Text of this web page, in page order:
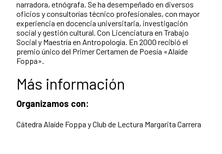
narradora, etnógrafa. Se ha desempeñado en diversos
oficios y consultorías técnico profesionales, con mayor
experiencia en docencia universitaria, investigación
social y gestión cultural. Con Licenciatura en Trabajo
Social y Maestría en Antropología. En 2000 recibió el
premio único del Primer Certamen de Poesía «Alaíde
Foppa».
Más información
Organizamos con:
Cátedra Alaíde Foppa y Club de Lectura Margarita Carrera